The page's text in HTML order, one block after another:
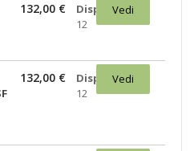
132,00 €
Disponibili:
12
Vedi
132,00 €
Disponibili:
12
Vedi